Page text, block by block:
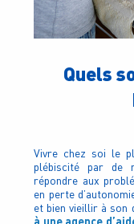
Quels
Vivre chez soi le
plébiscité par de
répondre aux
en perte
et bien vieillir à son
à une agence